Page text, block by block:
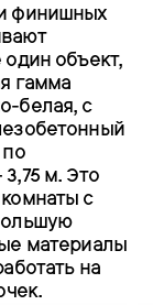
финишных
объект,
гамма
белая, с
м. Это
с
материалы
на